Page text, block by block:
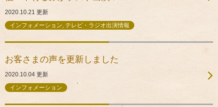
2020.10.21 更新
インフォメーション, テレビ・ラジオ出演情報
お客さまの声を更新しました
2020.10.04 更新
インフォメーション